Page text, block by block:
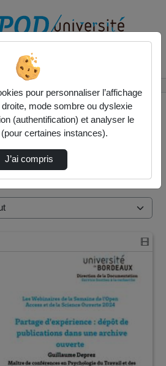
pour personnaliser l’affichage
mode sombre ou dyslexie
(authentification) et analyser le
certaines instances).
J’ai compris